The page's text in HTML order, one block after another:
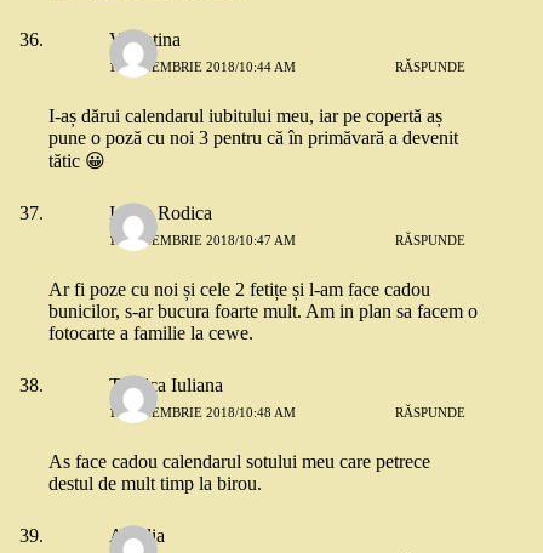
Valentina
13 NOIEMBRIE 2018/10:44 AM RĂSPUNDE
I-aș dărui calendarul iubitului meu, iar pe copertă aș
pune o poză cu noi 3 pentru că în primăvară a devenit
tătic 😀
Ionita Rodica
13 NOIEMBRIE 2018/10:47 AM RĂSPUNDE
Ar fi poze cu noi și cele 2 fetițe și l-am face cadou
bunicilor, s-ar bucura foarte mult. Am in plan sa facem o
fotocarte a familie la cewe.
Tihulca Iuliana
13 NOIEMBRIE 2018/10:48 AM RĂSPUNDE
As face cadou calendarul sotului meu care petrece
destul de mult timp la birou.
Amalia